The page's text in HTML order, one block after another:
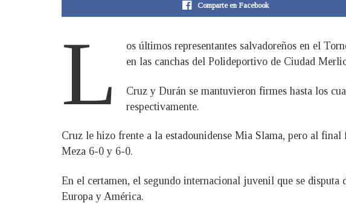
Comparte en Facebook
L
os últimos representantes salvadoreños en el
en las canchas del Polideportivo de Ciudad
Cruz y Durán se mantuvieron firmes hasta los
respectivamente.
Cruz le hizo frente a la estadounidense Mia Slama, pero al
Meza 6-0 y 6-0.
En el certamen, el segundo internacional juvenil que se
Europa y América.